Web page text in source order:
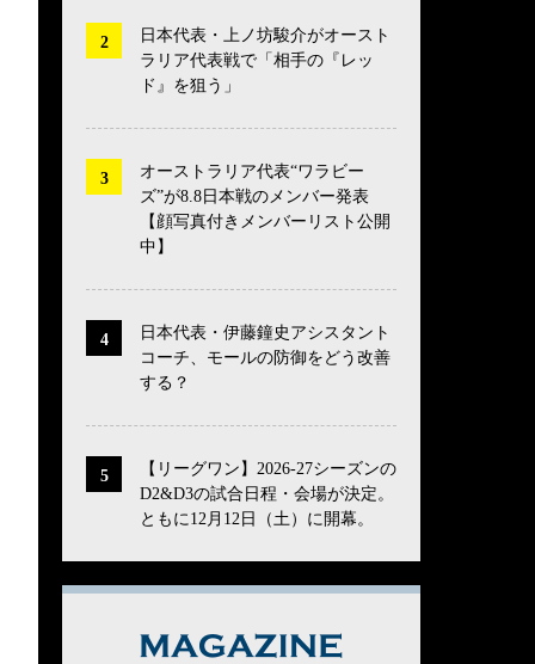
日本代表・上ノ坊駿介がオースト
ラリア代表戦で「相手の『レッ
ド』を狙う」
オーストラリア代表“ワラビー
ズ”が8.8日本戦のメンバー発表
【顔写真付きメンバーリスト公開
中】
日本代表・伊藤鐘史アシスタント
コーチ、モールの防御をどう改善
する？
【リーグワン】2026-27シーズンの
D2&D3の試合日程・会場が決定。
ともに12月12日（土）に開幕。